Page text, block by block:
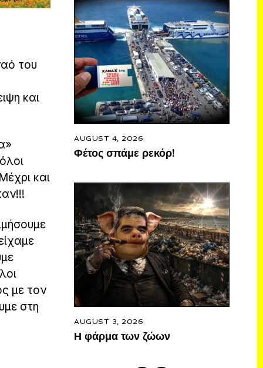
του
και
και
με τον
στη
AUGUST 4, 2026
Φέτος σπάμε ρεκόρ!
AUGUST 3, 2026
Η φάρμα των ζώων